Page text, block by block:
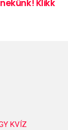
Klikk
KVÍZ